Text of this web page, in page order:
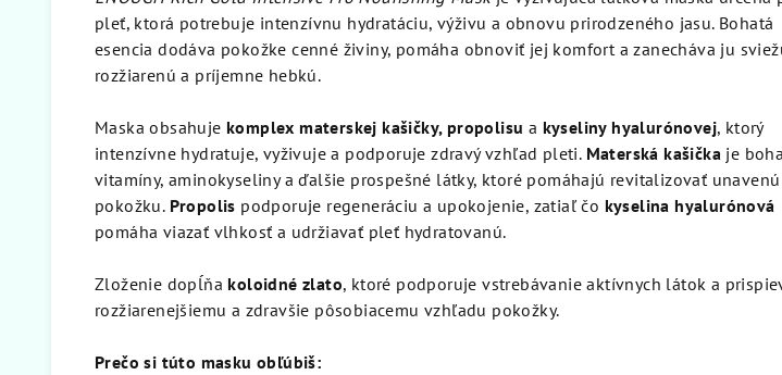
pleť, ktorá potrebuje intenzívnu hydratáciu, výživu a obnovu prirodzeného jasu. Bohatá
esencia dodáva pokožke cenné živiny, pomáha obnoviť jej komfort a zanecháva ju
rozžiarenú a príjemne hebkú.
Maska obsahuje komplex materskej kašičky, propolisu a kyseliny hyalurónovej, ktorý
intenzívne hydratuje, vyživuje a podporuje zdravý vzhľad pleti. Materská kašička je
vitamíny, aminokyseliny a ďalšie prospešné látky, ktoré pomáhajú revitalizovať unavenú
pokožku. Propolis podporuje regeneráciu a upokojenie, zatiaľ čo kyselina hyalurónová
pomáha viazať vlhkosť a udržiavať pleť hydratovanú.
Zloženie dopĺňa koloidné zlato, ktoré podporuje vstrebávanie aktívnych látok a
rozžiarenejšiemu a zdravšie pôsobiacemu vzhľadu pokožky.
Prečo si túto masku obľúbiš: